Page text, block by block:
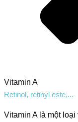
Vitamin A
Retinol, retinyl este,...
Vitamin A là một